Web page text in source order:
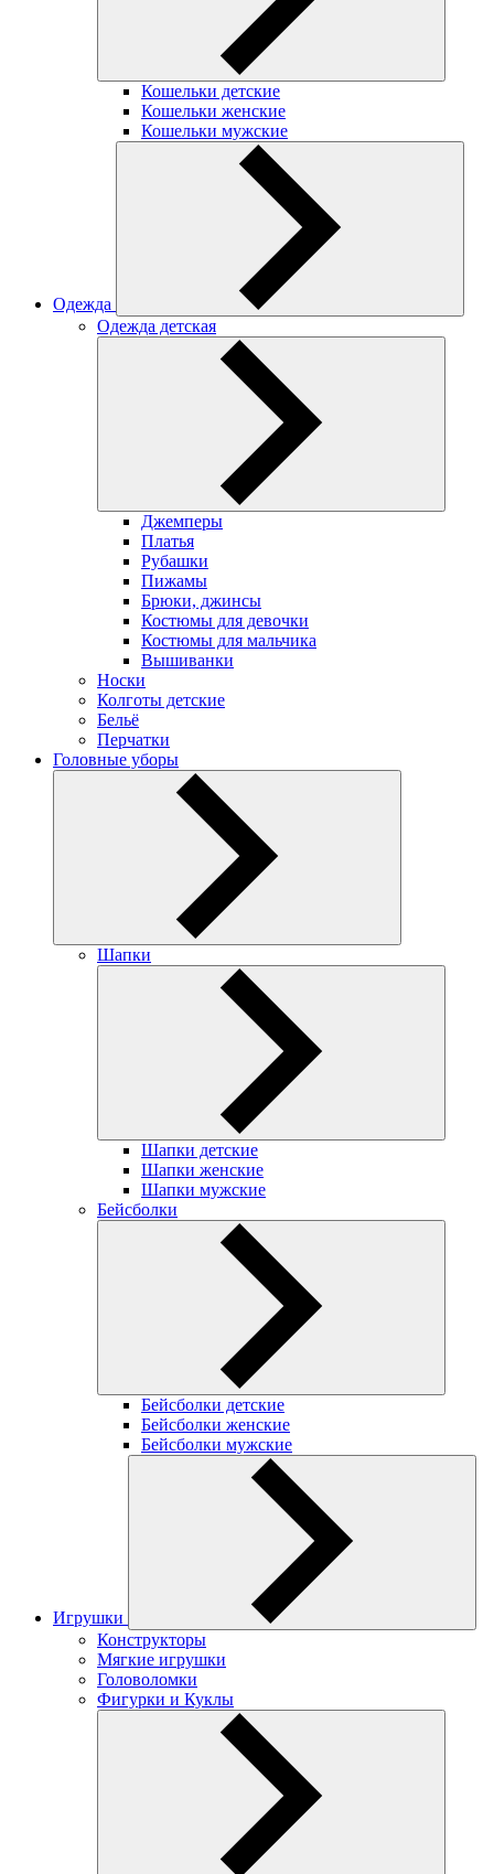
Кошельки детские
Кошельки женские
Кошельки мужские
Одежда
Одежда детская
Джемперы
Платья
Рубашки
Пижамы
Брюки, джинсы
Костюмы для девочки
Костюмы для мальчика
Вышиванки
Носки
Колготы детские
Бельё
Перчатки
Головные уборы
Шапки
Шапки детские
Шапки женские
Шапки мужские
Бейсболки
Бейсболки детские
Бейсболки женские
Бейсболки мужские
Игрушки
Конструкторы
Мягкие игрушки
Головоломки
Фигурки и Куклы